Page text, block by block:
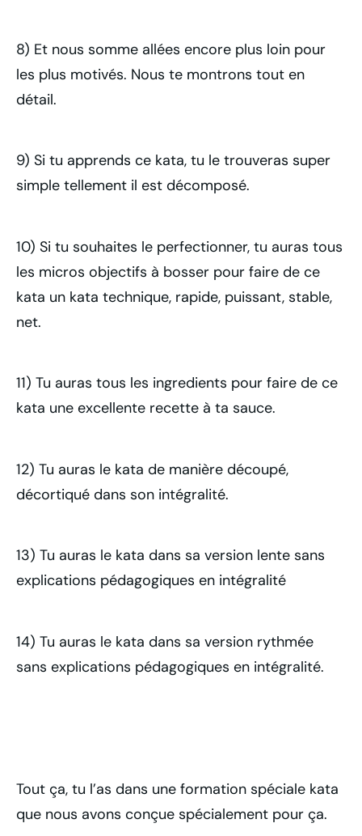
8) Et nous somme allées encore plus loin pour
les plus motivés. Nous te montrons tout en
détail.
9) Si tu apprends ce kata, tu le trouveras super
simple tellement il est décomposé.
10) Si tu souhaites le perfectionner, tu auras tous
les micros objectifs à bosser pour faire de ce
kata un kata technique, rapide, puissant, stable,
net.
11) Tu auras tous les ingredients pour faire de ce
kata une excellente recette à ta sauce.
12) Tu auras le kata de manière découpé,
décortiqué dans son intégralité.
13) Tu auras le kata dans sa version lente sans
explications pédagogiques en intégralité
14) Tu auras le kata dans sa version rythmée
sans explications pédagogiques en intégralité.
Tout ça, tu l’as dans une formation spéciale kata
que nous avons conçue spécialement pour ça.